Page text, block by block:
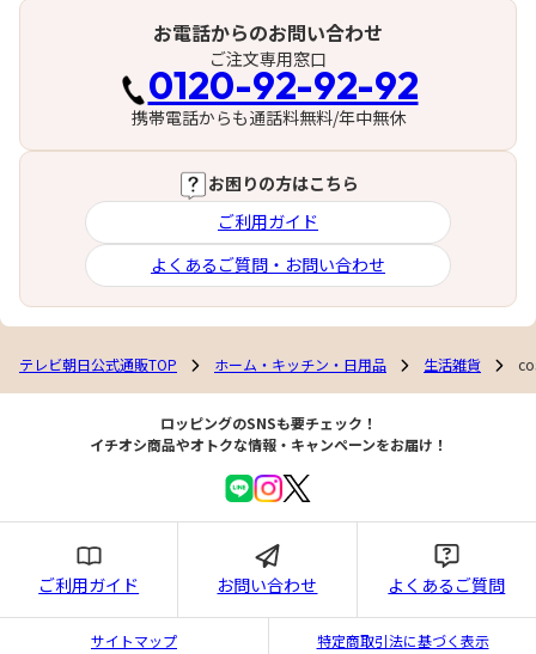
お電話からのお問い合わせ
ご注文専用窓口
0120-92-92-92
携帯電話からも通話料無料/年中無休
お困りの方はこちら
ご利用ガイド
よくあるご質問・お問い合わせ
テレビ朝日公式通販TOP ホーム・キッチン・日用品 生活雑貨
ロッピングのSNSも要チェック！
イチオシ商品やオトクな情報・キャンペーンをお届け！
ご利用ガイド お問い合わせ よくあるご質問
サイトマップ 特定商取引法に基づく表示